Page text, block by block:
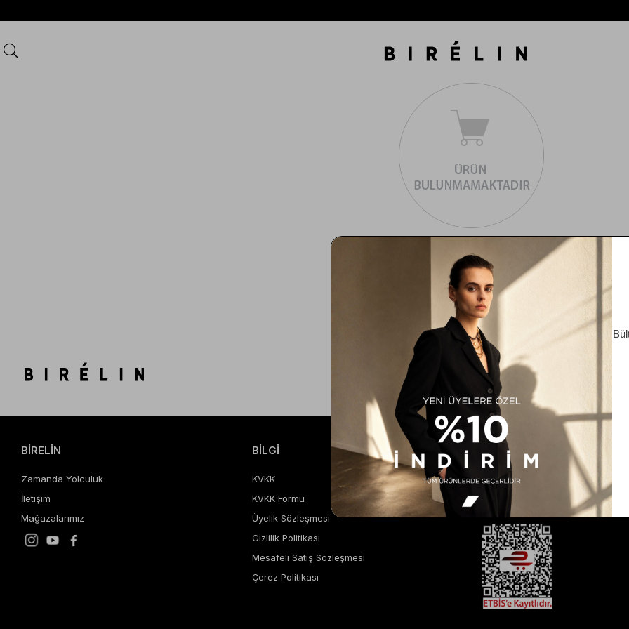
BİRELİN
Zamanda Yolculuk
İletişim
Mağazalarımız
BİLGİ
KVKK
KVKK Formu
Üyelik Sözleşmesi
Gizlilik Politikası
Mesafeli Satış Sözleşmesi
Çerez Politikası
YARDIM
Nasıl Satın Alınır?
Sıkça Sorulan Sorular